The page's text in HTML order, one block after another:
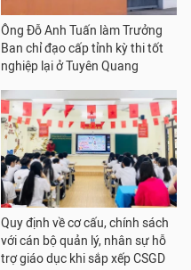
Ông Đỗ Anh Tuấn làm Trưởng
Ban chỉ đạo cấp tỉnh kỳ thi tốt
nghiệp lại ở Tuyên Quang
Quy định về cơ cấu, chính sách
với cán bộ quản lý, nhân sự hỗ
trợ giáo dục khi sắp xếp CSGD